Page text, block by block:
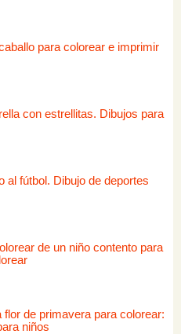
para colorear e imprimir
con estrellitas. Dibujos para
al fútbol. Dibujo de deportes
de un niño contento para
flor de primavera para colorear:
niños